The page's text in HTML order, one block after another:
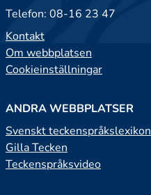
Telefon: 08-16 23 47
Kontakt
Om webbplatsen
Cookieinställningar
ANDRA WEBBPLATSER
Svenskt teckenspråkslexikon
Gilla Tecken
Teckenspråksvideo